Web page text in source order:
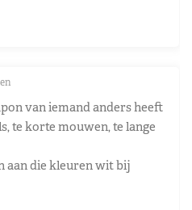
van iemand anders heeft
te korte mouwen, te lange
aan die kleuren wit bij